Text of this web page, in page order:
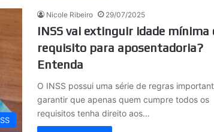
Nicole Ribeiro 29/07/2025
INSS vai extinguir idade mínima
requisito para aposentadoria?
Entenda
O INSS possui uma série de regras
garantir que apenas quem cumpre todos os
requisitos tenha direito aos…